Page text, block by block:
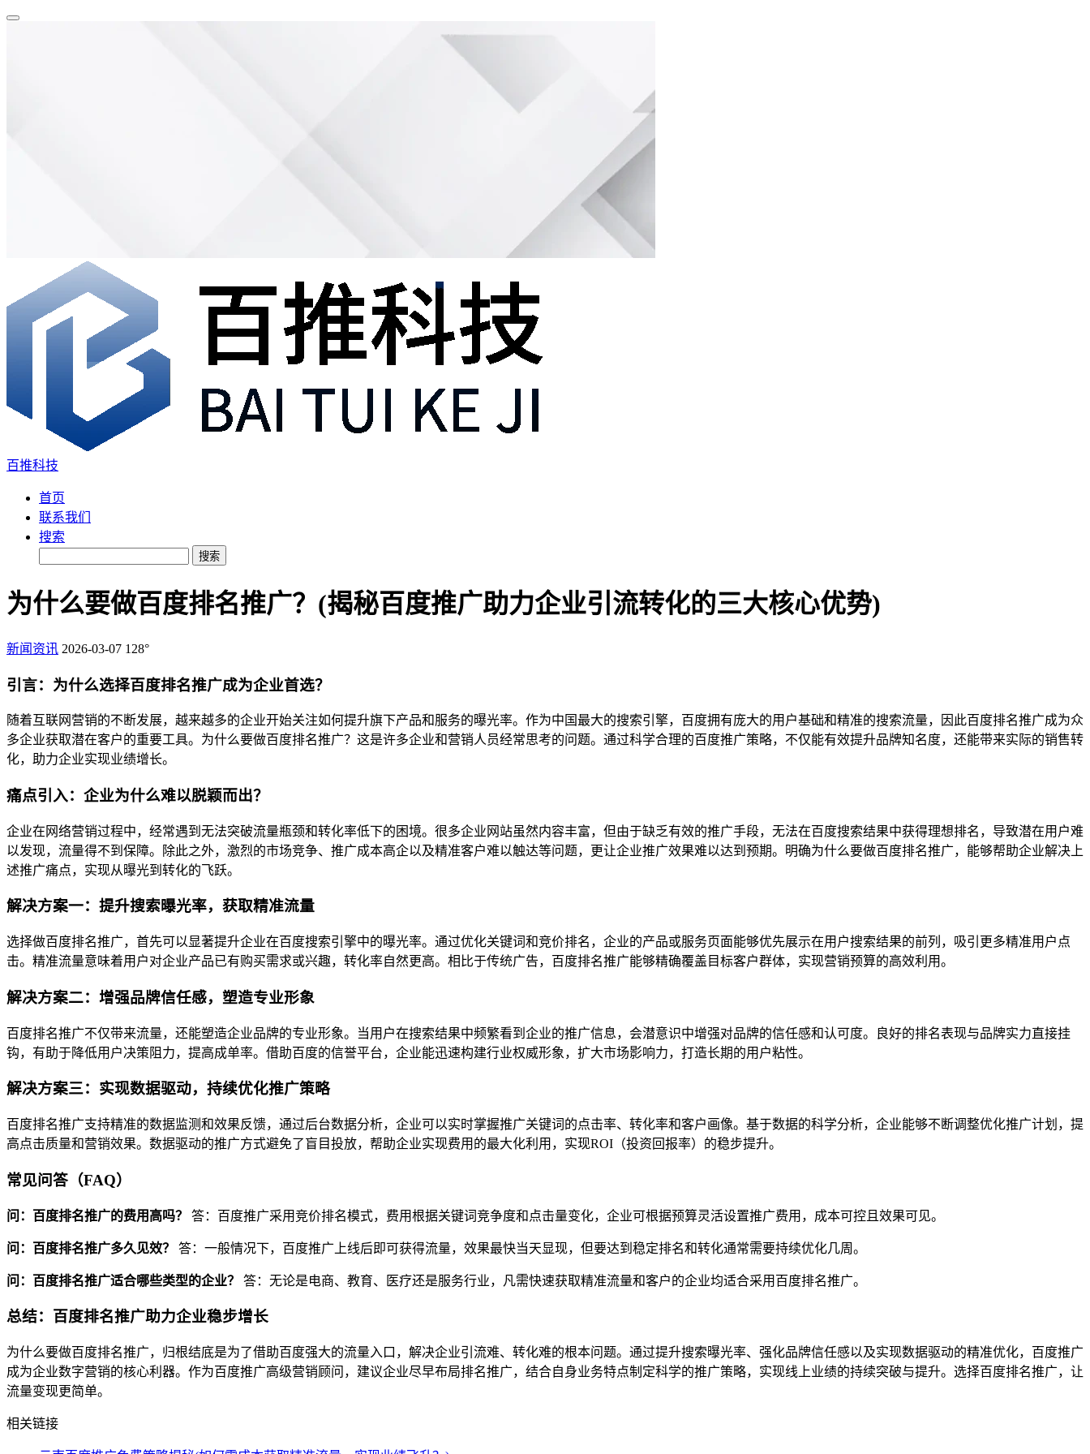
百推科技
首页
联系我们
搜索
搜索
为什么要做百度排名推广？(揭秘百度推广助力企业引流转化的三大核心优势)
新闻资讯 2026-03-07 128°
引言：为什么选择百度排名推广成为企业首选？
随着互联网营销的不断发展，越来越多的企业开始关注如何提升旗下产品和服务的曝光率。作为中国最大的搜索引擎，百度拥有庞大的用户基础和精准的搜索流量，因此百度排名推广成为众
多企业获取潜在客户的重要工具。为什么要做百度排名推广？这是许多企业和营销人员经常思考的问题。通过科学合理的百度推广策略，不仅能有效提升品牌知名度，还能带来实际的销售转
化，助力企业实现业绩增长。
痛点引入：企业为什么难以脱颖而出？
企业在网络营销过程中，经常遇到无法突破流量瓶颈和转化率低下的困境。很多企业网站虽然内容丰富，但由于缺乏有效的推广手段，无法在百度搜索结果中获得理想排名，导致潜在用户难
以发现，流量得不到保障。除此之外，激烈的市场竞争、推广成本高企以及精准客户难以触达等问题，更让企业推广效果难以达到预期。明确为什么要做百度排名推广，能够帮助企业解决上
述推广痛点，实现从曝光到转化的飞跃。
解决方案一：提升搜索曝光率，获取精准流量
选择做百度排名推广，首先可以显著提升企业在百度搜索引擎中的曝光率。通过优化关键词和竞价排名，企业的产品或服务页面能够优先展示在用户搜索结果的前列，吸引更多精准用户点
击。精准流量意味着用户对企业产品已有购买需求或兴趣，转化率自然更高。相比于传统广告，百度排名推广能够精确覆盖目标客户群体，实现营销预算的高效利用。
解决方案二：增强品牌信任感，塑造专业形象
百度排名推广不仅带来流量，还能塑造企业品牌的专业形象。当用户在搜索结果中频繁看到企业的推广信息，会潜意识中增强对品牌的信任感和认可度。良好的排名表现与品牌实力直接挂
钩，有助于降低用户决策阻力，提高成单率。借助百度的信誉平台，企业能迅速构建行业权威形象，扩大市场影响力，打造长期的用户粘性。
解决方案三：实现数据驱动，持续优化推广策略
百度排名推广支持精准的数据监测和效果反馈，通过后台数据分析，企业可以实时掌握推广关键词的点击率、转化率和客户画像。基于数据的科学分析，企业能够不断调整优化推广计划，提
高点击质量和营销效果。数据驱动的推广方式避免了盲目投放，帮助企业实现费用的最大化利用，实现ROI（投资回报率）的稳步提升。
常见问答（FAQ）
问：百度排名推广的费用高吗？ 答：百度推广采用竞价排名模式，费用根据关键词竞争度和点击量变化，企业可根据预算灵活设置推广费用，成本可控且效果可见。
问：百度排名推广多久见效？ 答：一般情况下，百度推广上线后即可获得流量，效果最快当天显现，但要达到稳定排名和转化通常需要持续优化几周。
问：百度排名推广适合哪些类型的企业？ 答：无论是电商、教育、医疗还是服务行业，凡需快速获取精准流量和客户的企业均适合采用百度排名推广。
总结：百度排名推广助力企业稳步增长
为什么要做百度排名推广，归根结底是为了借助百度强大的流量入口，解决企业引流难、转化难的根本问题。通过提升搜索曝光率、强化品牌信任感以及实现数据驱动的精准优化，百度推广
成为企业数字营销的核心利器。作为百度推广高级营销顾问，建议企业尽早布局排名推广，结合自身业务特点制定科学的推广策略，实现线上业绩的持续突破与提升。选择百度排名推广，让
流量变现更简单。
相关链接